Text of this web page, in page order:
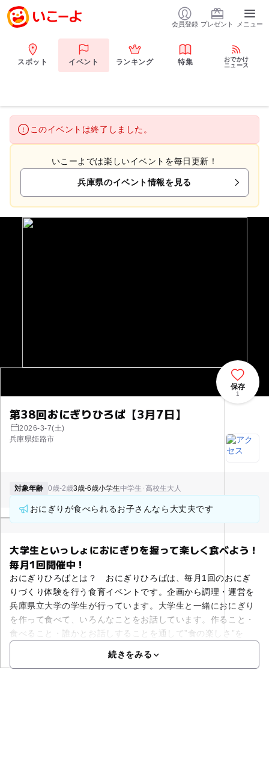
会員登録 プレゼント メニュー
スポット イベント ランキング 特集
おでかけ
ニュース
このイベントは終了しました。
いこーよでは楽しいイベントを毎日更新！
兵庫県のイベント情報を見る
第38回おにぎりひろば【3月7日】
2026-3-7(土)
兵庫県姫路市
保存
1
対象年齢 0歳-2歳3歳-6歳小学生中学生･高校生大人
おにぎりが食べられるお子さんなら大丈夫です
大学生といっしょにおにぎりを握って楽しく食べよう！
毎月1回開催中！
おにぎりひろばとは？ おにぎりひろばは、毎月1回のおにぎ
りづくり体験を行う食育イベントです。企画から調理・運営を
兵庫県立大学の学生が行っています。大学生と一緒におにぎり
を作って食べて、いろんなことをお話しています。作ること・
食べること・誰かとお話しすることを通して”食の楽しさ”を
続きをみる